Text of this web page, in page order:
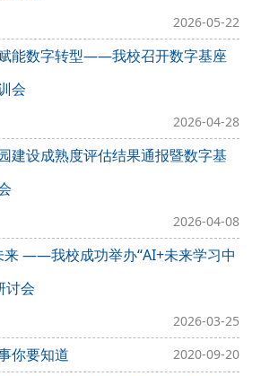
2026-05-22
能数字转型——我校召开数字基座
会
2026-04-28
建设成熟度评估结果通报暨数字基
2026-04-08
来 ——我校成功举办“AI+未来学习中
讨会
2026-03-25
你要知道 2020-09-20